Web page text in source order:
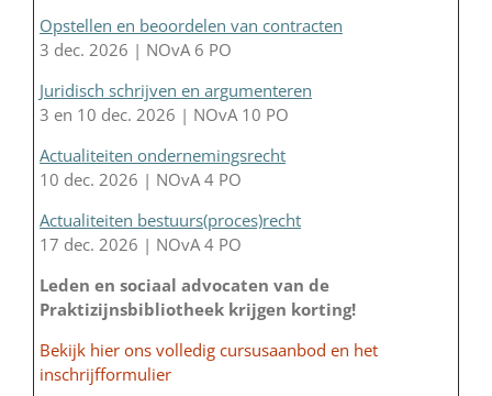
Opstellen en beoordelen van contracten
3 dec. 2026 | NOvA 6 PO
Juridisch schrijven en argumenteren
3 en 10 dec. 2026 | NOvA 10 PO
Actualiteiten ondernemingsrecht
10 dec. 2026 | NOvA 4 PO
Actualiteiten bestuurs(proces)recht
17 dec. 2026 | NOvA 4 PO
Leden en sociaal advocaten van de
Praktizijnsbibliotheek krijgen korting!
Bekijk hier ons volledig cursusaanbod en het
inschrijfformulier